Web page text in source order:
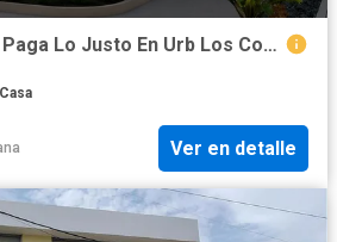
🚨 ¡Vive Cómodo Y Paga Lo Justo En Urb Los Corales Ii . Piura !
Casa
Ver en detalle